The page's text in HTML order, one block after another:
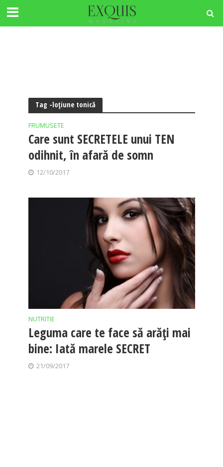
Tag -loţiune tonică
FRUMUSETE
Care sunt SECRETELE unui TEN
odihnit, în afară de somn
12/10/2017
NUTRITIE
Leguma care te face să arăţi mai
bine: Iată marele SECRET
21/09/2017